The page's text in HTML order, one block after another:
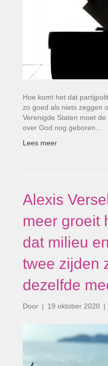
Hoe komt het dat
zo goed als niets zeggen
Verenigde Staten moet
over God nog geboren…
Lees meer
Alexis
meer groeit
dat milieu
twee zijden
dezelfde
Door | 19 oktober 2020 |